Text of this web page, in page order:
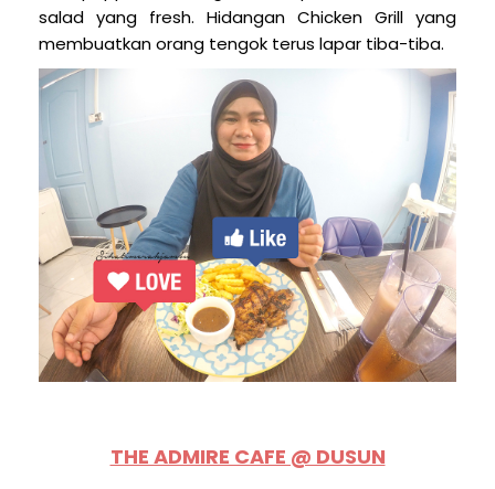
salad yang fresh. Hidangan Chicken Grill yang
membuatkan orang tengok terus lapar tiba-tiba.
THE ADMIRE CAFE @ DUSUN